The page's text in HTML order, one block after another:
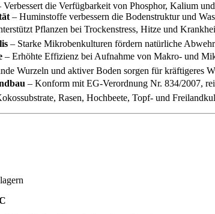
Verbessert die Verfügbarkeit von Phosphor, Kalium
– Huminstoffe verbessern die Bodenstruktur und
Pflanzen bei Trockenstress, Hitze und
– Starke Mikrobenkulturen fördern natürliche
– Erhöhte Effizienz bei Aufnahme von Makro- und
Wurzeln und aktiver Boden sorgen für kräftigeres
– Konform mit EG-Verordnung Nr. 834/2007,
Rasen, Hochbeete, Topf- und